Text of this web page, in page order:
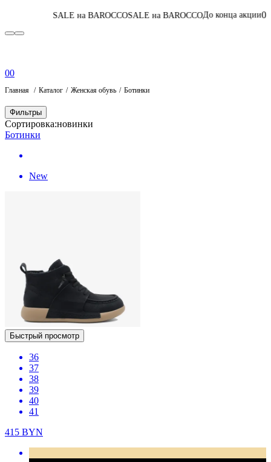
на BAROCCOSALE на BAROCCOДо конца акции06:07:38:04
00
Главная Каталог Женская обувь Ботинки
Фильтры
Сортировка:новинки
Ботинки
New
Быстрый просмотр
36
37
38
39
40
41
415 BYN